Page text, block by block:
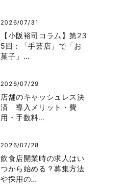
2026/07/31
【小阪裕司コラム】第23
5回：「手芸店」で「お
菓子」…
2026/07/29
店舗のキャッシュレス決
済｜導入メリット・費
用・手数料…
2026/07/28
飲食店開業時の求人はい
つから始める？募集方法
や採用の…